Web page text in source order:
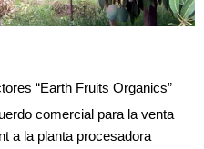
“Earth Fruits Organics”
comercial para la venta
a la planta procesadora